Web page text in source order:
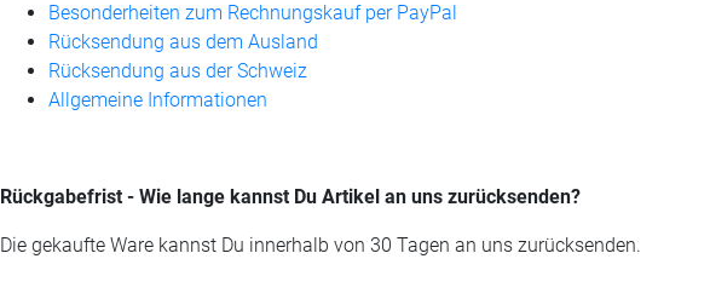
Besonderheiten zum Rechnungskauf per PayPal
Rücksendung aus dem Ausland
Rücksendung aus der Schweiz
Allgemeine Informationen
Rückgabefrist - Wie lange kannst Du Artikel an uns zurücksenden?
Die gekaufte Ware kannst Du innerhalb von 30 Tagen an uns zurücksenden.